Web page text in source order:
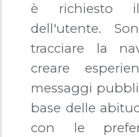
è richiesto il
dell'utente.
tracciare la
creare
messaggi
base delle
con le